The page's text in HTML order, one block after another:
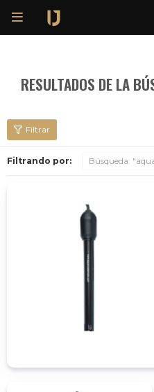

RESULTADOS DE LA
Filtrando por: Búsqueda: